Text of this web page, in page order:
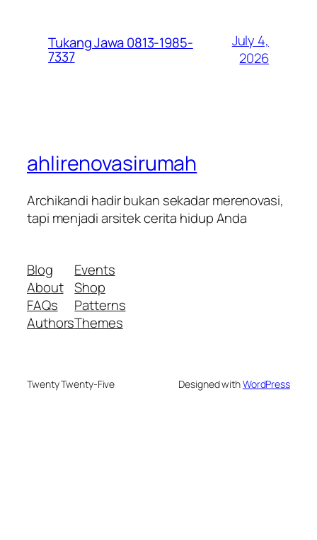
Tukang Jawa 0813-1985-
7337
July 4,
2026
ahlirenovasirumah
Archikandi hadir bukan sekadar merenovasi,
tapi menjadi arsitek cerita hidup Anda
Blog
About
FAQs
Authors
Events
Shop
Patterns
Themes
Twenty Twenty-Five Designed withWordPress